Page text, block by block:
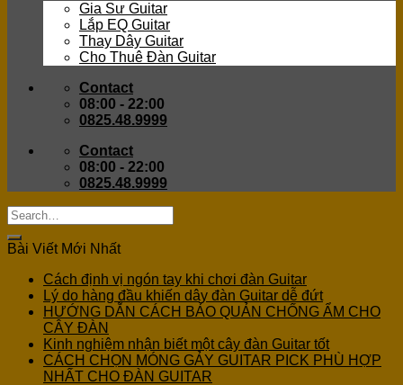
Gia Sư Guitar
Lắp EQ Guitar
Thay Dây Guitar
Cho Thuê Đàn Guitar
Contact
08:00 - 22:00
0825.48.9999
Contact
08:00 - 22:00
0825.48.9999
Bài Viết Mới Nhất
Cách định vị ngón tay khi chơi đàn Guitar
Lý do hàng đầu khiến dây đàn Guitar dễ đứt
HƯỚNG DẪN CÁCH BẢO QUẢN CHỐNG ẨM CHO
CÂY ĐÀN
Kinh nghiệm nhận biết một cây đàn Guitar tốt
CÁCH CHỌN MÓNG GẢY GUITAR PICK PHÙ HỢP
NHẤT CHO ĐÀN GUITAR